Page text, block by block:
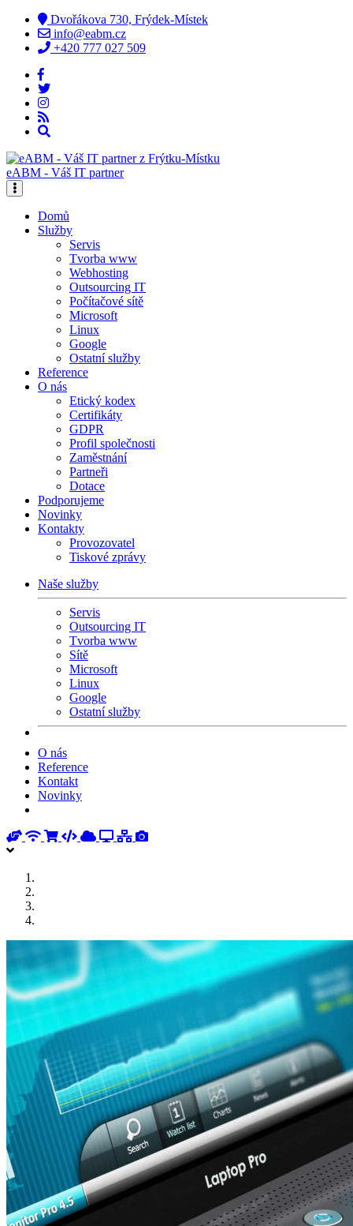
Dvořákova 730, Frýdek-Místek
info@eabm.cz
+420 777 027 509
eABM - Váš IT partner
Domů
Služby
Servis
Tvorba www
Webhosting
Outsourcing IT
Počítačové sítě
Microsoft
Linux
Google
Ostatní služby
Reference
O nás
Etický kodex
Certifikáty
GDPR
Profil společnosti
Zaměstnání
Partneři
Dotace
Podporujeme
Novinky
Kontakty
Provozovatel
Tiskové zprávy
Naše služby
Servis
Outsourcing IT
Tvorba www
Sítě
Microsoft
Linux
Google
Ostatní služby
O nás
Reference
Kontakt
Novinky